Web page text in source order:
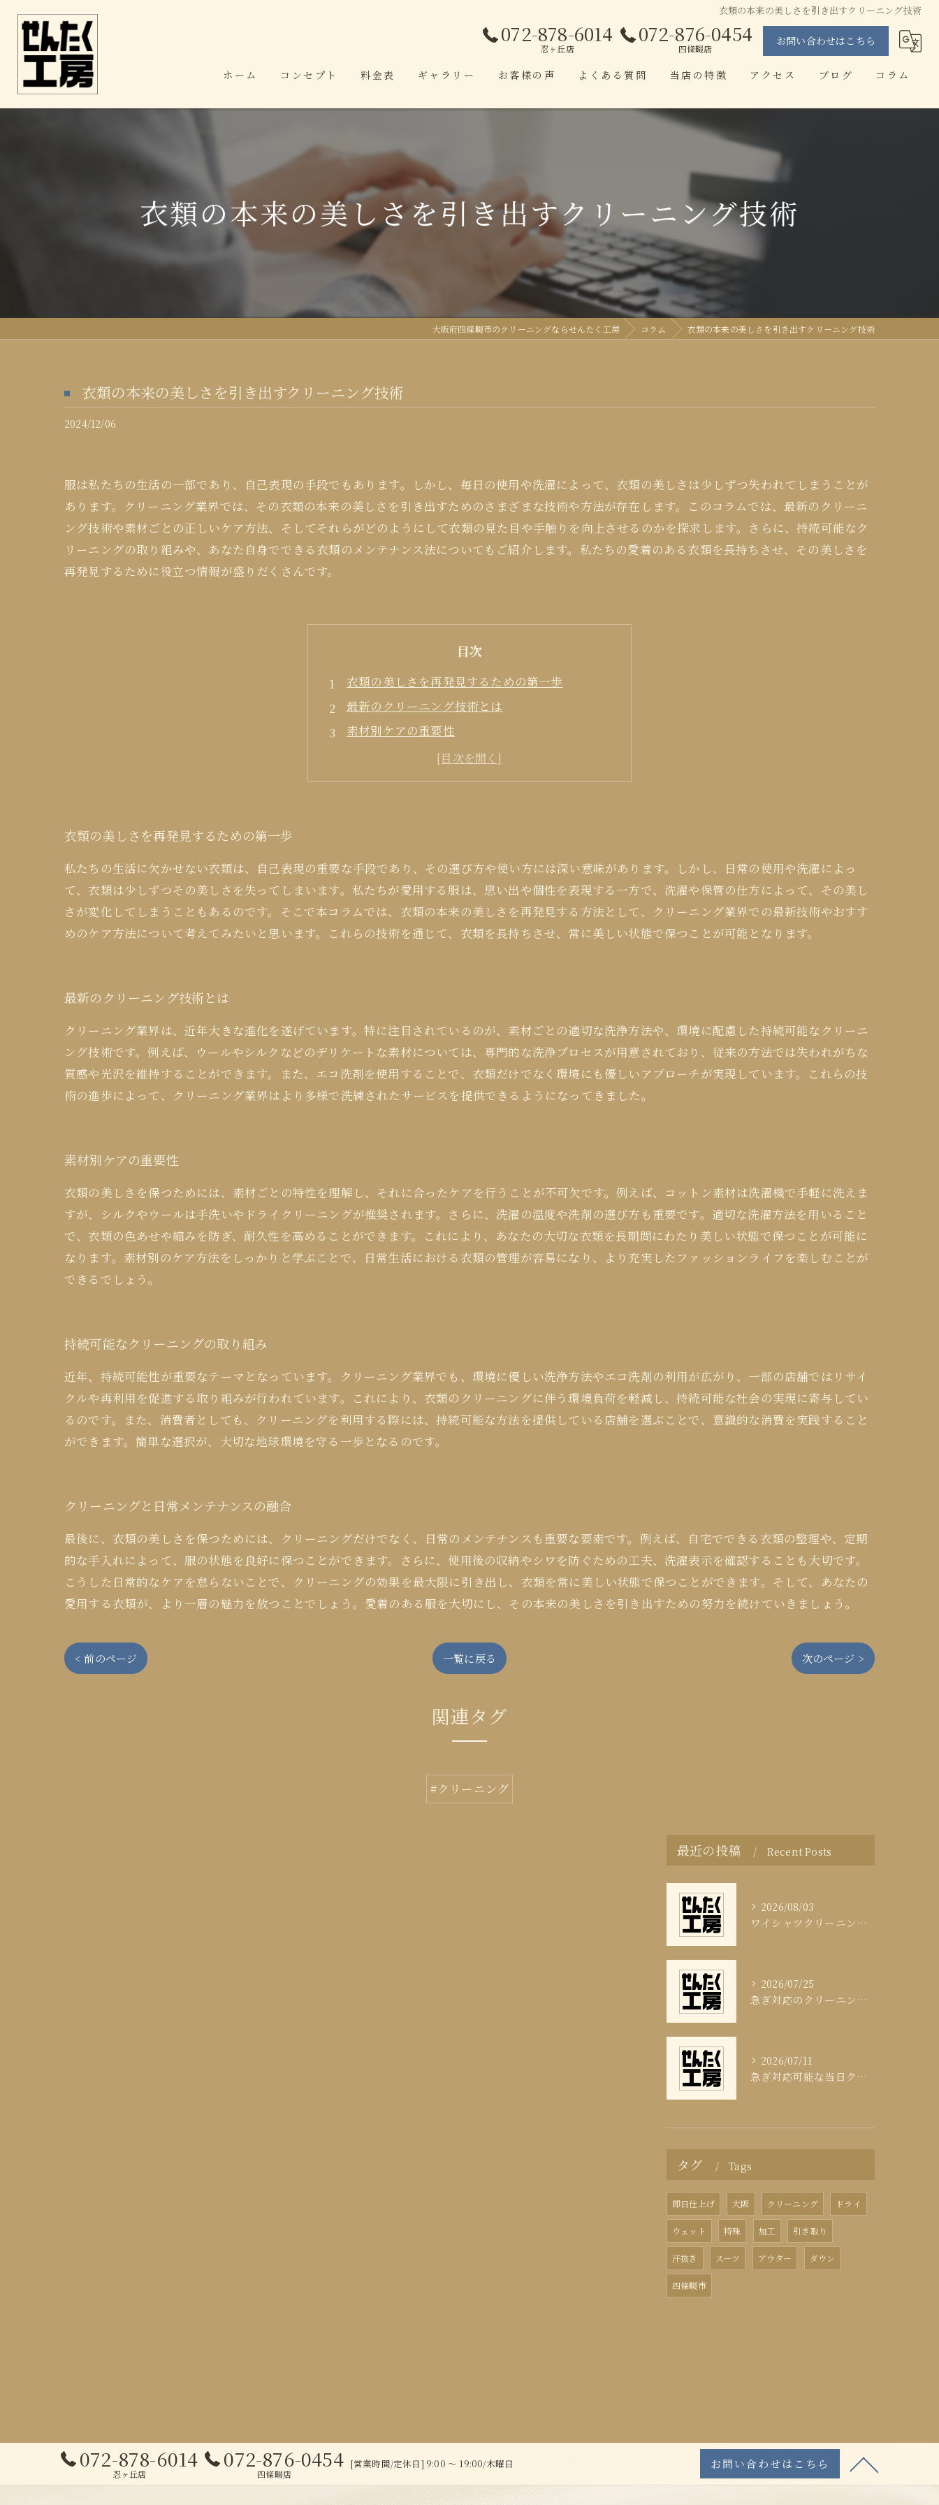
衣類の本来の美しさを引き出すクリーニング技術
072-878-6014
忍ヶ丘店
072-876-0454
四條畷店
お問い合わせはこちら
ホーム コンセプト 料金表 ギャラリー お客様の声 よくある質問 当店の特徴
当日仕上げ
ブランド
アプリ
アクセス
せんたく工房 四條畷店
ブログ コラム
衣類の本来の美しさを引き出すクリーニング技術
大阪府四條畷市のクリーニングならせんたく工房 コラム 衣類の本来の美しさを引き出すクリーニング技術
衣類の本来の美しさを引き出すクリーニング技術
2024/12/06
服は私たちの生活の一部であり、自己表現の手段でもあります。しかし、毎日の使用や洗濯によって、衣類の美しさは少しずつ失われてしまうことが
あります。クリーニング業界では、その衣類の本来の美しさを引き出すためのさまざまな技術や方法が存在します。このコラムでは、最新のクリーニ
ング技術や素材ごとの正しいケア方法、そしてそれらがどのようにして衣類の見た目や手触りを向上させるのかを探求します。さらに、持続可能なク
リーニングの取り組みや、あなた自身でできる衣類のメンテナンス法についてもご紹介します。私たちの愛着のある衣類を長持ちさせ、その美しさを
再発見するために役立つ情報が盛りだくさんです。
目次
衣類の美しさを再発見するための第一歩
最新のクリーニング技術とは
素材別ケアの重要性
持続可能なクリーニングの取り組み
クリーニングと日常メンテナンスの融合
衣類の美しさを再発見するための第一歩
私たちの生活に欠かせない衣類は、自己表現の重要な手段であり、その選び方や使い方には深い意味があります。しかし、日常の使用や洗濯によっ
て、衣類は少しずつその美しさを失ってしまいます。私たちが愛用する服は、思い出や個性を表現する一方で、洗濯や保管の仕方によって、その美し
さが変化してしまうこともあるのです。そこで本コラムでは、衣類の本来の美しさを再発見する方法として、クリーニング業界での最新技術やおすす
めのケア方法について考えてみたいと思います。これらの技術を通じて、衣類を長持ちさせ、常に美しい状態で保つことが可能となります。
最新のクリーニング技術とは
クリーニング業界は、近年大きな進化を遂げています。特に注目されているのが、素材ごとの適切な洗浄方法や、環境に配慮した持続可能なクリーニ
ング技術です。例えば、ウールやシルクなどのデリケートな素材については、専門的な洗浄プロセスが用意されており、従来の方法では失われがちな
質感や光沢を維持することができます。また、エコ洗剤を使用することで、衣類だけでなく環境にも優しいアプローチが実現しています。これらの技
術の進歩によって、クリーニング業界はより多様で洗練されたサービスを提供できるようになってきました。
素材別ケアの重要性
衣類の美しさを保つためには、素材ごとの特性を理解し、それに合ったケアを行うことが不可欠です。例えば、コットン素材は洗濯機で手軽に洗えま
すが、シルクやウールは手洗いやドライクリーニングが推奨されます。さらに、洗濯の温度や洗剤の選び方も重要です。適切な洗濯方法を用いること
で、衣類の色あせや縮みを防ぎ、耐久性を高めることができます。これにより、あなたの大切な衣類を長期間にわたり美しい状態で保つことが可能に
なります。素材別のケア方法をしっかりと学ぶことで、日常生活における衣類の管理が容易になり、より充実したファッションライフを楽しむことが
できるでしょう。
持続可能なクリーニングの取り組み
近年、持続可能性が重要なテーマとなっています。クリーニング業界でも、環境に優しい洗浄方法やエコ洗剤の利用が広がり、一部の店舗ではリサイ
クルや再利用を促進する取り組みが行われています。これにより、衣類のクリーニングに伴う環境負荷を軽減し、持続可能な社会の実現に寄与してい
るのです。また、消費者としても、クリーニングを利用する際には、持続可能な方法を提供している店舗を選ぶことで、意識的な消費を実践すること
ができます。簡単な選択が、大切な地球環境を守る一歩となるのです。
クリーニングと日常メンテナンスの融合
最後に、衣類の美しさを保つためには、クリーニングだけでなく、日常のメンテナンスも重要な要素です。例えば、自宅でできる衣類の整理や、定期
的な手入れによって、服の状態を良好に保つことができます。さらに、使用後の収納やシワを防ぐための工夫、洗濯表示を確認することも大切です。
こうした日常的なケアを怠らないことで、クリーニングの効果を最大限に引き出し、衣類を常に美しい状態で保つことができます。そして、あなたの
愛用する衣類が、より一層の魅力を放つことでしょう。愛着のある服を大切にし、その本来の美しさを引き出すための努力を続けていきましょう。
< 前のページ 一覧に戻る 次のページ >
関連タグ
#クリーニング
最近の投稿 Recent Posts
2026/08/03
ワイシャツクリーニング頻度と清潔感の科学
2026/07/25
急ぎ対応のクリーニング即日サービスの秘訣
2026/07/11
急ぎ対応可能な当日クリーニングの実態
タグ Tags
即日仕上げ 大阪 クリーニング ドライ
ウェット 特殊 加工 引き取り
汗抜き スーツ アウター ダウン
四條畷市
072-878-6014
忍ヶ丘店
072-876-0454
四條畷店
[営業時間/定休日] 9:00 ～ 19:00/木曜日 お問い合わせはこちら